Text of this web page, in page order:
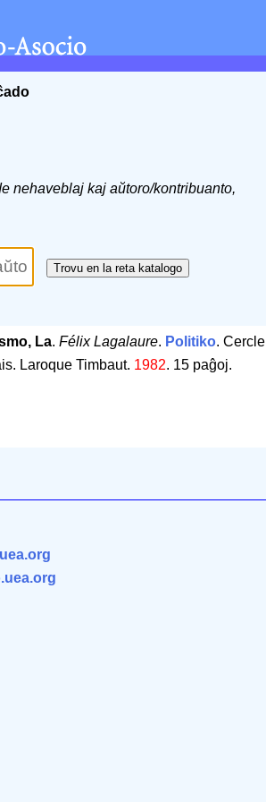
nehaveblaj kaj aŭtoro/kontribuanto,
La. Félix Lagalaure. Politiko. Cercle
Laroque Timbaut. 1982. 15 paĝoj.